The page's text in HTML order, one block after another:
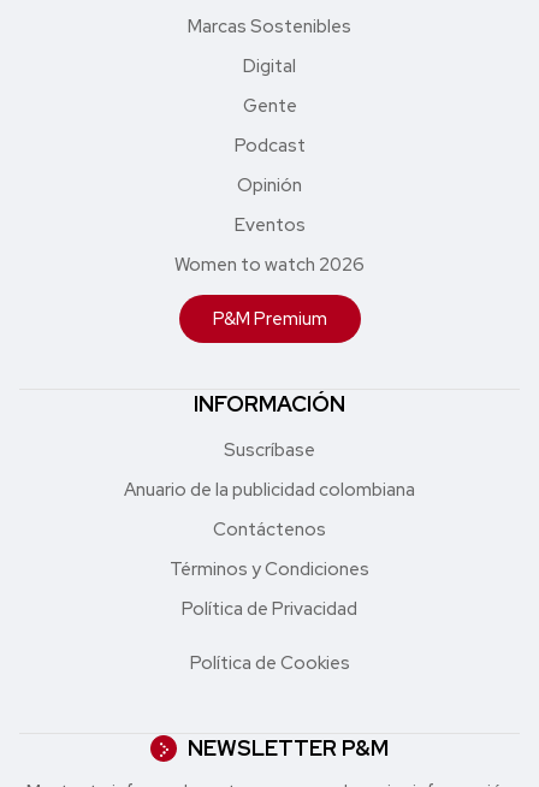
Marcas Sostenibles
Digital
Gente
Podcast
Opinión
Eventos
Women to watch 2026
P&M Premium
INFORMACIÓN
Suscríbase
Anuario de la publicidad colombiana
Contáctenos
Términos y Condiciones
Política de Privacidad
Política de Cookies
NEWSLETTER P&M